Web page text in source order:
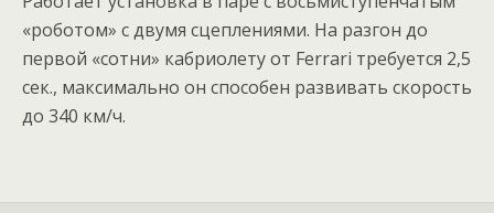
«роботом» с двумя сцеплениями. На разгон до
первой «сотни» кабриолету от Ferrari требуется 2,5
сек., максимально он способен развивать скорость
до 340 км/ч.